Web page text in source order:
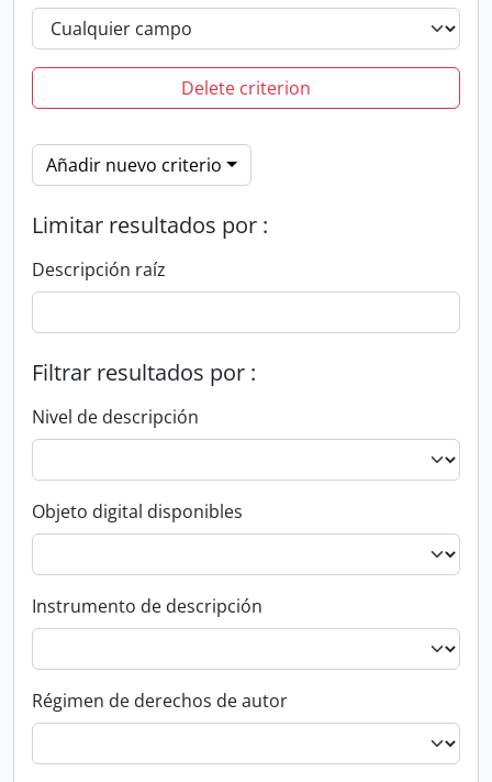
Delete criterion
Añadir nuevo criterio
Limitar resultados por :
Descripción raíz
Filtrar resultados por :
Nivel de descripción
Objeto digital disponibles
Instrumento de descripción
Régimen de derechos de autor